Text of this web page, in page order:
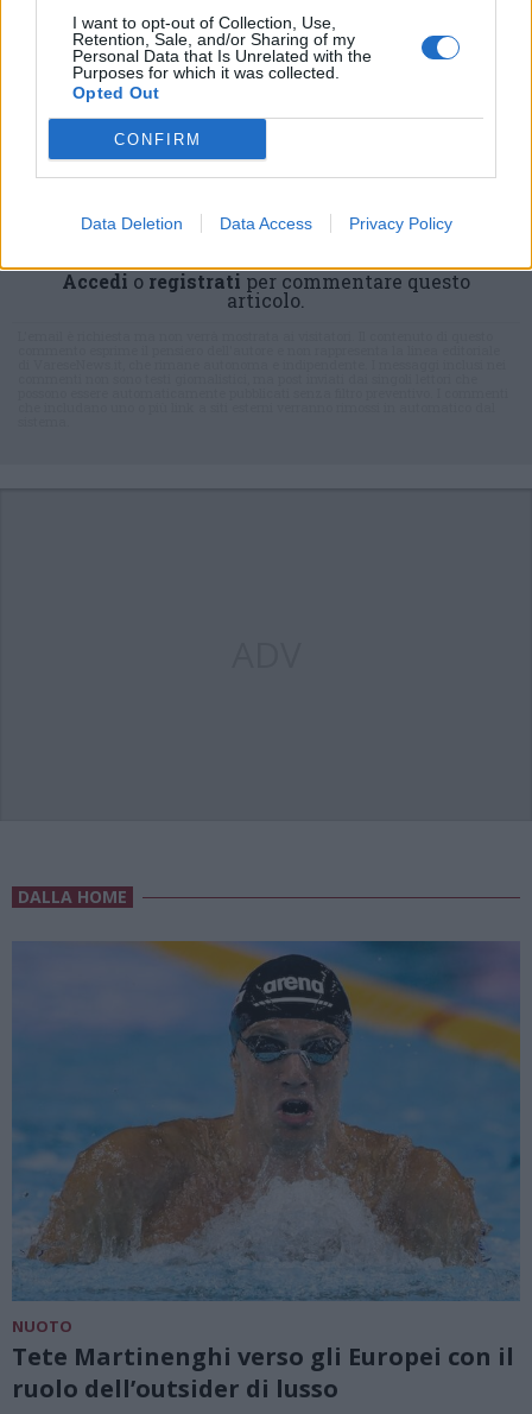
I want to opt-out of Collection, Use,
Retention, Sale, and/or Sharing of my
Personal Data that Is Unrelated with the
Purposes for which it was collected.
Opted Out
CONFIRM
Data Deletion Data Access Privacy Policy
ADV
Accedi o registrati per commentare questo
articolo.
DALLA HOME
NUOTO
Tete Martinenghi verso gli Europei con il
ruolo dell’outsider di lusso